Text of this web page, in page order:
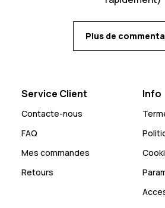
Plus de
Service Client
Contacte-nous
FAQ
Mes commandes
Retours
Info